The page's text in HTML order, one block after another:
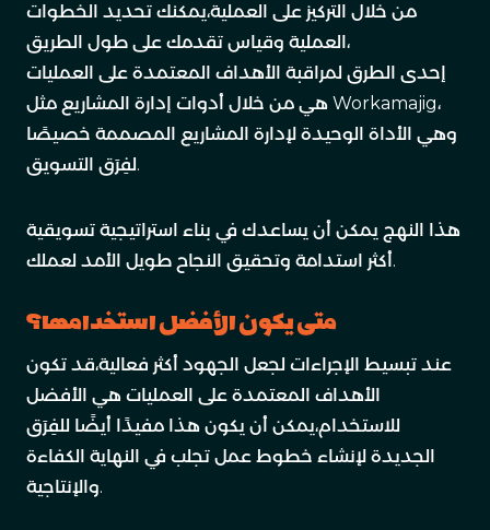
من خلال التركيز على العملية،يمكنك تحديد الخطوات
العملية وقياس تقدمك على طول الطريق،
إحدى الطرق لمراقبة الأهداف المعتمدة على العمليات
هي من خلال أدوات إدارة المشاريع مثل Workamajig،
وهي الأداة الوحيدة لإدارة المشاريع المصممة خصيصًا
لفِرَق التسويق.
هذا النهج يمكن أن يساعدك في بناء استراتيجية تسويقية
أكثر استدامة وتحقيق النجاح طويل الأمد لعملك.
متى يكون الأفضل استخدامها؟
عند تبسيط الإجراءات لجعل الجهود أكثر فعالية،قد تكون
الأهداف المعتمدة على العمليات هي الأفضل
للاستخدام،يمكن أن يكون هذا مفيدًا أيضًا للفِرَق
الجديدة لإنشاء خطوط عمل تجلب في النهاية الكفاءة
والإنتاجية.